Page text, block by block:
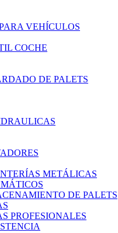
VEHÍCULOS
COCHE
DE PALETS
METÁLICAS
DE PALETS
PROFESIONALES